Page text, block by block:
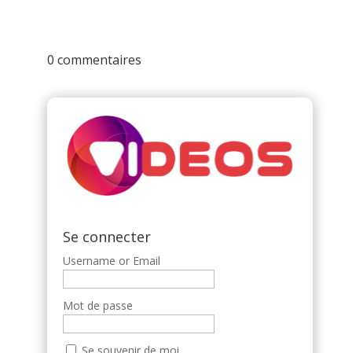
0 commentaires
Se connecter
Username or Email
Mot de passe